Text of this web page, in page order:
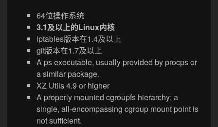
64位操作系统
3.1及以上的Linux内核
iptables版本在1.4及以上
git版本在1.7及以上
A ps executable, usually provided by procps or
a similar package.
XZ Utils 4.9 or higher
A properly mounted cgroupfs hierarchy; a
single, all-encompassing cgroup mount point is
not sufficient.